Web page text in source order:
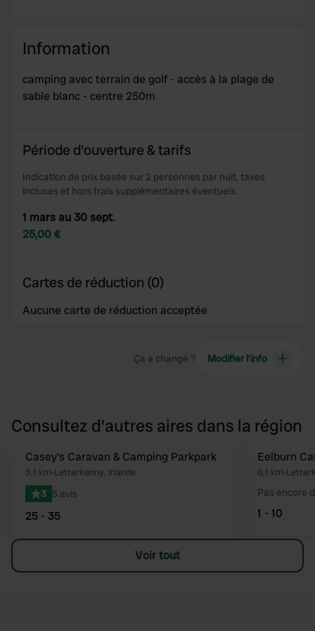
Information
camping avec terrain de golf - accès à la plage de
sable blanc - centre 250m
Période d'ouverture & tarifs
Indication de prix basée sur 2 personnes par nuit, taxes
incluses et hors frais supplémentaires éventuels.
1 mars au 30 sept.
25,00 €
Cartes de réduction (0)
Aucune carte de réduction acceptée
Ça a changé ? Modifier l’info
Consultez d'autres aires dans la région
Préféré
Casey's Caravan & Camping Parkpark
5,1 km•Letterkenny, Irlande
3 5 avis
25 - 35
Eelburn
6,1 km•
Pas encore
1 - 10
Voir tout